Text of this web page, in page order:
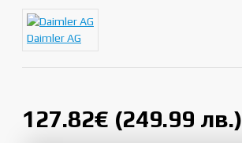
127.82€ (249.99 лв.)
Daimler AG